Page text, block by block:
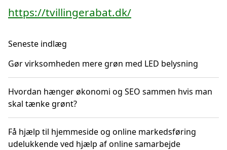
https://tvillingerabat.dk/
Seneste indlæg
Gør virksomheden mere grøn med LED belysning
Hvordan hænger økonomi og SEO sammen hvis man
skal tænke grønt?
Få hjælp til hjemmeside og online markedsføring
udelukkende ved hjælp af online samarbejde